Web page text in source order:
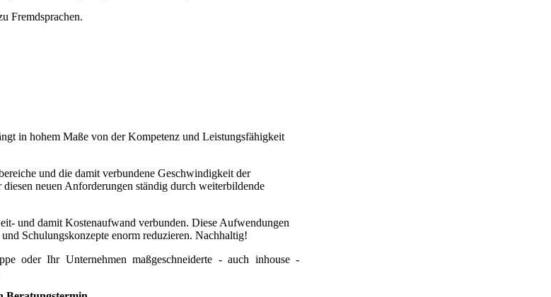
Fremdsprachen.
in hohem Maße von der Kompetenz und Leistungsfähigkeit
und die damit verbundene Geschwindigkeit der
neuen Anforderungen ständig durch weiterbildende
und damit Kostenaufwand verbunden. Diese Aufwendungen
Schulungskonzepte enorm reduzieren. Nachhaltig!
oder Ihr Unternehmen maßgeschneiderte - auch inhouse -